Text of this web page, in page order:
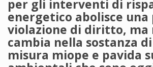
per gli interventi di
energetico abolisce una
violazione di diritto, ma
cambia nella sostanza
misura miope e pavida